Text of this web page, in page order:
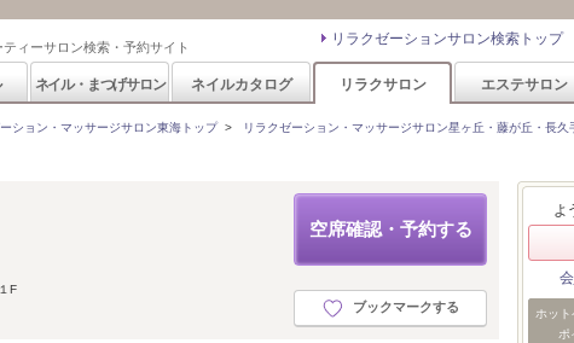
ィーサロン検索・予約サイト リラクゼーションサロン検索トップ
ネイル・まつげサロン ネイルカタログ リラクサロン エステサロン
ション・マッサージサロン東海トップ> リラクゼーション・マッサージサロン星ヶ丘・藤が丘・長久
空席確認・予約する
ブックマークする
F
よ
ホッ
ポ